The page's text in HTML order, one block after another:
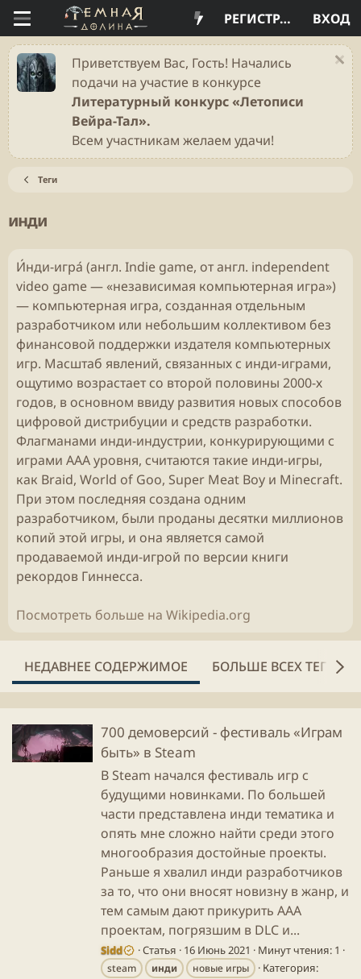
ВХОД
РЕГИСТРАЦИЯ
Приветствуем Вас, Гость! Начались
подачи на участие в конкурсе
Литературный конкурс «Летописи
Вейра-Тал».
Всем участникам желаем удачи!
Теги
инди
И́нди-игра́ (англ. Indie game, от англ. independent
video game — «независимая компьютерная игра»)
— компьютерная игра, созданная отдельным
разработчиком или небольшим коллективом без
финансовой поддержки издателя компьютерных
игр. Масштаб явлений, связанных с инди-играми,
ощутимо возрастает со второй половины 2000-х
годов, в основном ввиду развития новых способов
цифровой дистрибуции и средств разработки.
Флагманами инди-индустрии, конкурирующими с
играми AAA уровня, считаются такие инди-игры,
как Braid, World of Goo, Super Meat Boy и Minecraft.
При этом последняя создана одним
разработчиком, были проданы десятки миллионов
копий этой игры, и она является самой
продаваемой инди-игрой по версии книги
рекордов Гиннесса.
Посмотреть больше на Wikipedia.org
НЕДАВНЕЕ СОДЕРЖИМОЕ БОЛЬШЕ ВСЕХ ТЕГОВ
700 демоверсий - фестиваль «Играм
быть» в Steam
В Steam начался фестиваль игр с
будущими новинками. По большей
части представлена инди тематика и
опять мне сложно найти среди этого
многообразия достойные проекты.
Раньше я хвалил инди разработчиков
за то, что они вносят новизну в жанр, и
тем самым дают прикурить ААА
проектам, погрязшим в DLC и...
Sidd Статья 16 Июнь 2021 Минут чтения: 1
steam инди новые игры
Категория: